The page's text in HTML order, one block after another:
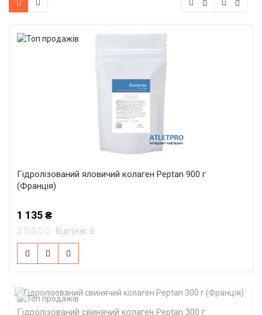
Гідролізований яловичий колаген Peptan 900 г
(Франція)
1 135 ₴
Відгуків: 0
Гідролізований свинячий колаген Peptan 300 г